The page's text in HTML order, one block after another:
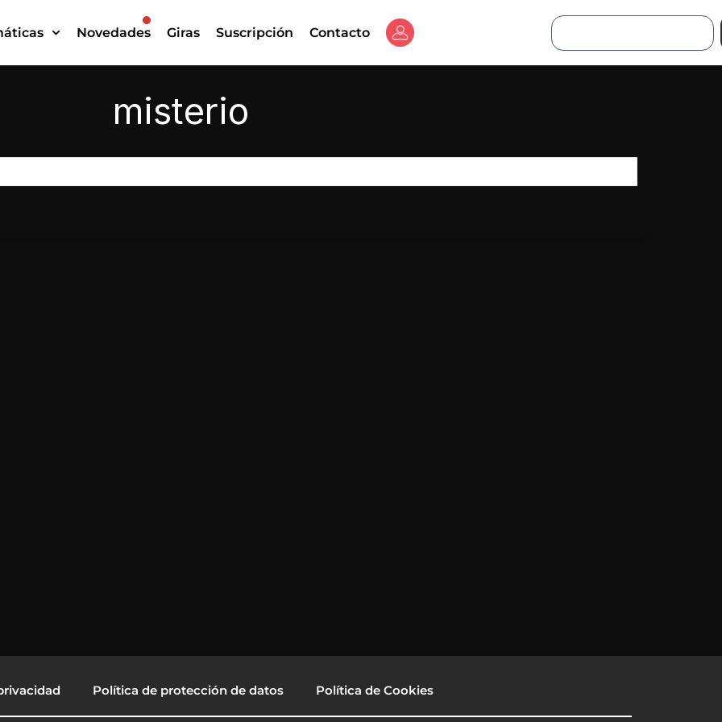
Novedades Giras Suscripción Contacto
Buscar
misterio
Política de protección de datos Política de Cookies